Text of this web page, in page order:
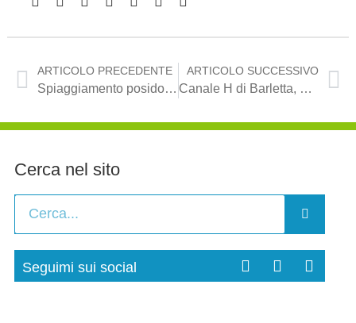
ARTICOLO PRECEDENTE
Spiaggiamento posidonia, Mennea: “Non deve più accadere che il problema si presenti a estate inoltrata”
ARTICOLO SUCCESSIVO
Canale H di Barletta, Mennea: “Assurdo collocare impianto di trattamento acque in una scuola”
Cerca nel sito
Seguimi sui social